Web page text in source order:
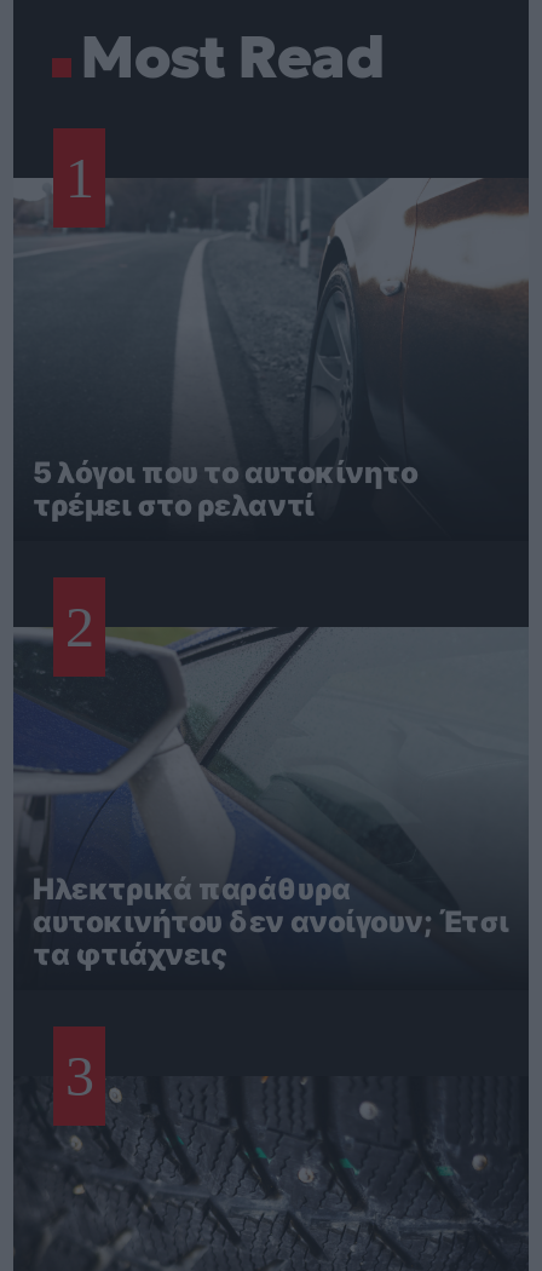
Most Read
1
5 λόγοι που το αυτοκίνητο
τρέμει στο ρελαντί
2
Ηλεκτρικά παράθυρα
αυτοκινήτου δεν ανοίγουν; Έτσι
τα φτιάχνεις
3